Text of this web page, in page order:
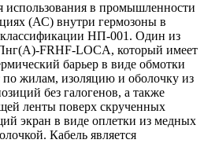
использования в промышленности
(АС) внутри гермозоны в
классификации НП-001. Один из
FRHF-LOCA, который имеет
барьер в виде обмотки
жилам, изоляцию и оболочку из
без галогенов, а также
ленты поверх скрученных
экран в виде оплетки из медных
Кабель является